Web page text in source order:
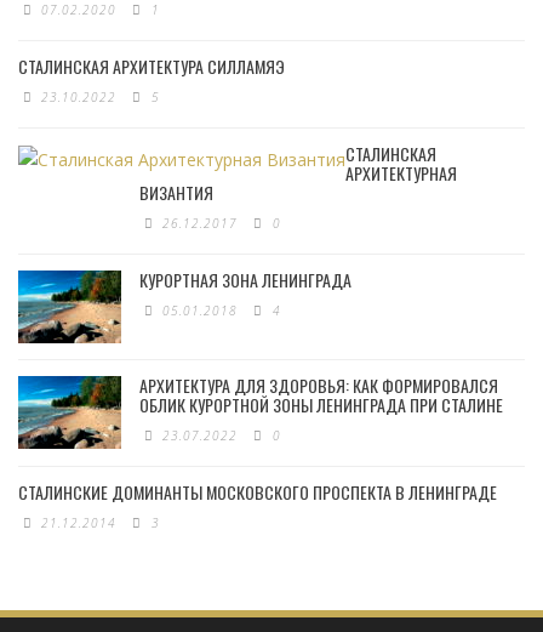
07.02.2020 1
СТАЛИНСКАЯ АРХИТЕКТУРА СИЛЛАМЯЭ
23.10.2022 5
СТАЛИНСКАЯ
АРХИТЕКТУРНАЯ
ВИЗАНТИЯ
26.12.2017 0
КУРОРТНАЯ ЗОНА ЛЕНИНГРАДА
05.01.2018 4
АРХИТЕКТУРА ДЛЯ ЗДОРОВЬЯ: КАК ФОРМИРОВАЛСЯ
ОБЛИК КУРОРТНОЙ ЗОНЫ ЛЕНИНГРАДА ПРИ СТАЛИНЕ
23.07.2022 0
СТАЛИНСКИЕ ДОМИНАНТЫ МОСКОВСКОГО ПРОСПЕКТА В ЛЕНИНГРАДЕ
21.12.2014 3